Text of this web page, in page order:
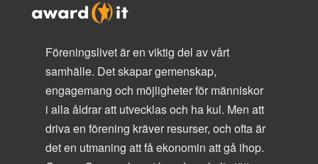
Föreningslivet är en viktig del av vårt
samhälle. Det skapar gemenskap,
engagemang och möjligheter för människor
i alla åldrar att utvecklas och ha kul. Men att
driva en förening kräver resurser, och ofta är
det en utmaning att få ekonomin att gå ihop.